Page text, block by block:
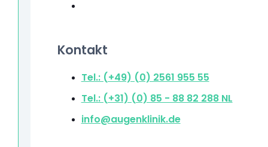
Kontakt
Tel.: (+49) (0) 2561 955 55
Tel.: (+31) (0) 85 - 88 82 288 NL
info@augenklinik.de